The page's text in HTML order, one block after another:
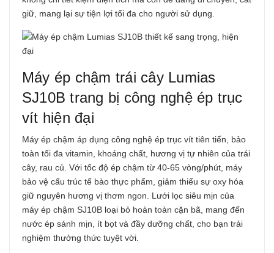
giữ, mang lại sự tiện lợi tối đa cho người sử dụng.
Máy ép chậm trái cây Lumias
SJ10B trang bị công nghệ ép trục
vít hiện đại
Máy ép chậm áp dụng công nghệ ép trục vít tiên tiến, bảo
toàn tối đa vitamin, khoáng chất, hương vị tự nhiên của trái
cây, rau củ. Với tốc độ ép chậm từ 40-65 vòng/phút, máy
bảo vệ cấu trúc tế bào thực phẩm, giảm thiểu sự oxy hóa
giữ nguyên hương vị thơm ngon. Lưới lọc siêu mịn của
máy ép chậm SJ10B loại bỏ hoàn toàn cặn bã, mang đến
nước ép sánh mịn, ít bọt và đầy dưỡng chất, cho bạn trải
nghiệm thưởng thức tuyệt vời.